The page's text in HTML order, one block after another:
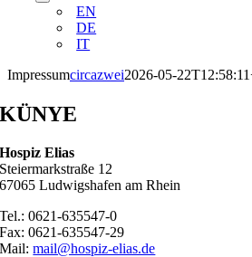
EN
DE
IT
Impressumcircazwei2026-05-
KÜNYE
Hospiz Elias
Steiermarkstraße 12
67065 Ludwigshafen am Rhein
Tel.: 0621-635547-0
Fax: 0621-635547-29
Mail:mail@hospiz-elias.de